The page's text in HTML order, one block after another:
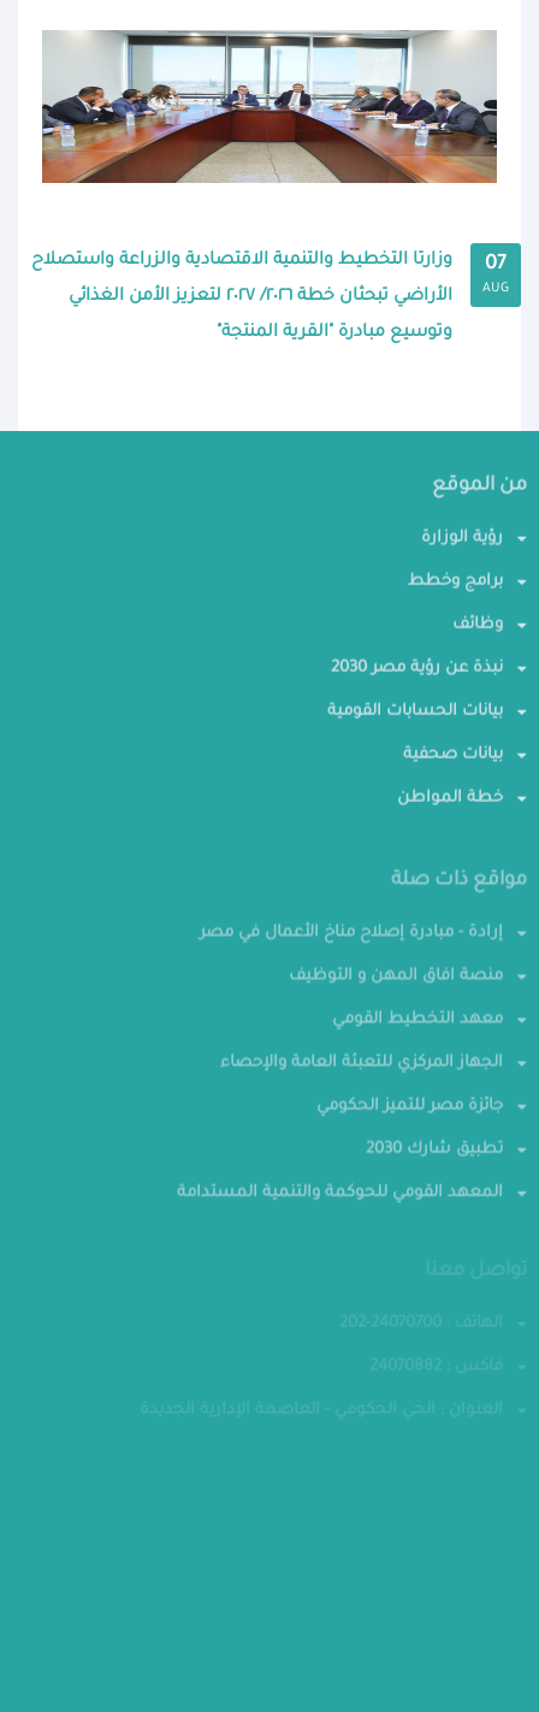
07
AUG
وزارتا التخطيط والتنمية الاقتصادية والزراعة واستصلاح
الأراضي تبحثان خطة ٢٠٢٦/ ٢٠٢٧ لتعزيز الأمن الغذائي
وتوسيع مبادرة "القرية المنتجة"
من الموقع
رؤية الوزارة
برامج وخطط
وظائف
نبذة عن رؤية مصر 2030
بيانات الحسابات القومية
بيانات صحفية
خطة المواطن
مواقع ذات صلة
إرادة - مبادرة إصلاح مناخ الأعمال في مصر
منصة افاق المهن و التوظيف
معهد التخطيط القومي
الجهاز المركزي للتعبئة العامة والإحصاء
جائزة مصر للتميز الحكومي
تطبيق شارك 2030
المعهد القومي للحوكمة والتنمية المستدامة